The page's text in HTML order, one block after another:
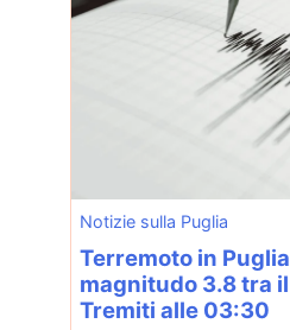
Notizie sulla Puglia
Terremoto in
magnitudo 3.8 tra
Tremiti alle 03:30